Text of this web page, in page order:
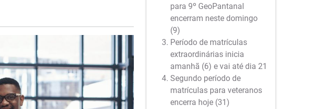
para 9º GeoPantanal
encerram neste domingo
(9)
Período de matrículas
extraordinárias inicia
amanhã (6) e vai até dia 21
Segundo período de
matrículas para veteranos
encerra hoje (31)